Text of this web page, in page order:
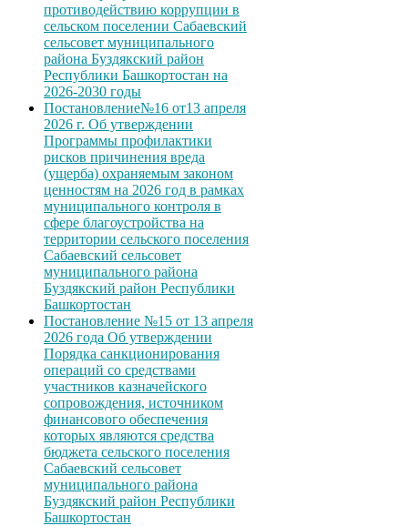
противодействию коррупции в
сельском поселении Сабаевский
сельсовет муниципального
района Буздякский район
Республики Башкортостан на
2026-2030 годы
Постановление№16 от13 апреля
2026 г. Об утверждении
Программы профилактики
рисков причинения вреда
(ущерба) охраняемым законом
ценностям на 2026 год в рамках
муниципального контроля в
сфере благоустройства на
территории сельского поселения
Сабаевский сельсовет
муниципального района
Буздякский район Республики
Башкортостан
Постановление №15 от 13 апреля
2026 года Об утверждении
Порядка санкционирования
операций со средствами
участников казначейского
сопровождения, источником
финансового обеспечения
которых являются средства
бюджета сельского поселения
Сабаевский сельсовет
муниципального района
Буздякский район Республики
Башкортостан